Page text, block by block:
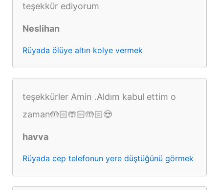
teşekkür ediyorum
Neslihan
Rüyada ölüye altın kolye vermek
teşekkürler Amin .Aldım kabul ettim o
zaman🤲🏻🤲🏻🤲🏻😍
havva
Rüyada cep telefonun yere düştüğünü görmek